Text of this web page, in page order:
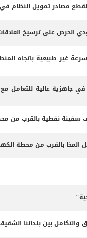
لقطع مصادر تمويل النظام
الحرص على ترسيخ
غير طبيعية باتجاه
جاهزية عالية للتعامل
نفطية بالقرب من
بالقرب من محطة
بين بلداننا